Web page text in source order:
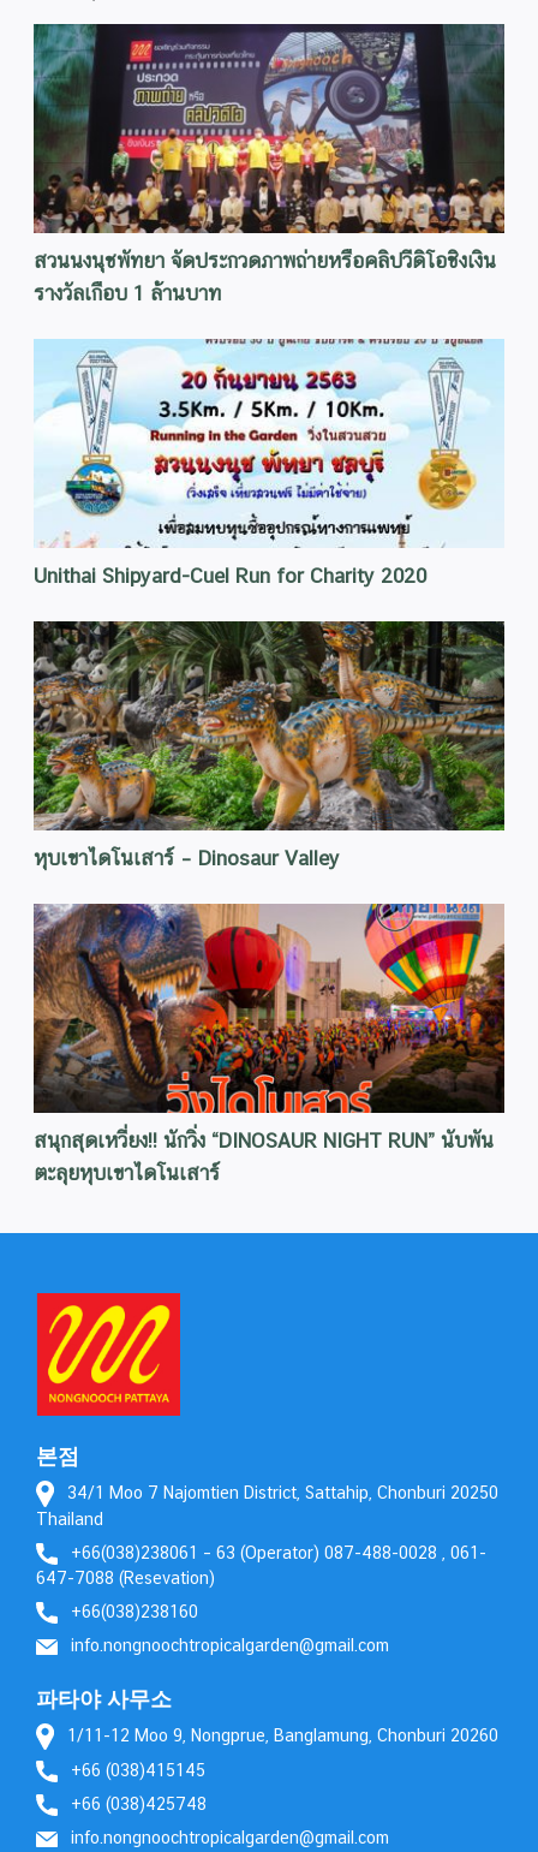
สวนนงนุชพัทยา จัดประกวดภาพถ่ายหรือคลิปวีดิโอชิงเงิน
รางวัลเกือบ 1 ล้านบาท
Unithai Shipyard-Cuel Run for Charity 2020
หุบเขาไดโนเสาร์ – Dinosaur Valley
สนุกสุดเหวี่ยง!! นักวิ่ง “DINOSAUR NIGHT RUN” นับพัน
ตะลุยหุบเขาไดโนเสาร์
본점
34/1 Moo 7 Najomtien District, Sattahip, Chonburi 20250
Thailand
+66(038)238061 – 63 (Operator) 087-488-0028 , 061-
647-7088 (Resevation)
+66(038)238160
info.nongnoochtropicalgarden@gmail.com
파타야 사무소
1/11-12 Moo 9, Nongprue, Banglamung, Chonburi 20260
+66 (038)415145
+66 (038)425748
info.nongnoochtropicalgarden@gmail.com